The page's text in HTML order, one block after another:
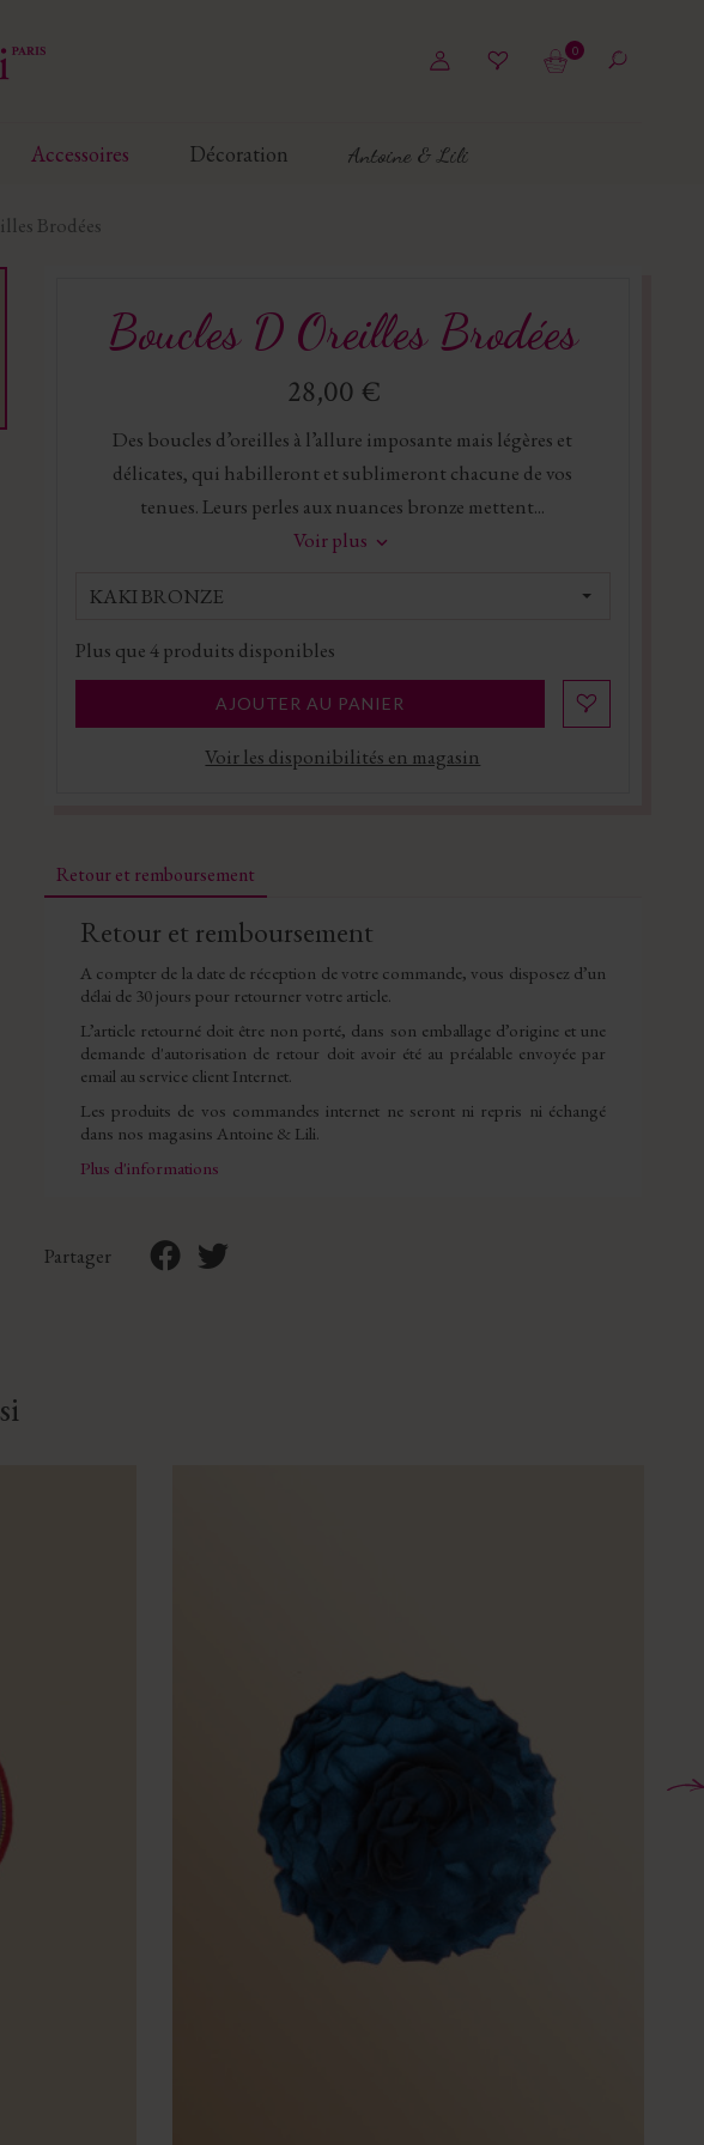
0
Accessoires Décoration Antoine & Lili
Brodées
Boucles D Oreilles Brodées
28,00 €
Des boucles d’oreilles à l’allure imposante mais légères et
délicates, qui habilleront et sublimeront chacune de vos
tenues. Leurs perles aux nuances bronze mettent...
Voir plus
KAKI BRONZE
Plus que4produits disponibles
AJOUTER AU PANIER
Voir les disponibilités en magasin
Retour et remboursement
Retour et remboursement
A compter de la date de réception de votre commande, vous disposez d’un
délai de 30 jours pour retourner votre article.
L’article retourné doit être non porté, dans son emballage d’origine et une
demande d'autorisation de retour doit avoir été au préalable envoyée par
email au service client Internet.
Les produits de vos commandes internet ne seront ni repris ni échangé
dans nos magasins Antoine & Lili.
Plus d'informations
Partager